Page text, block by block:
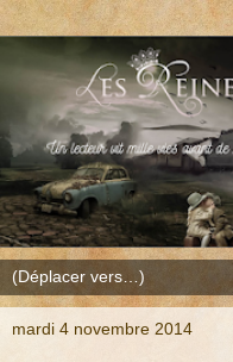
mardi 4 novembre 2014